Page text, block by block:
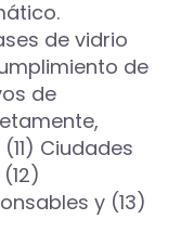
de vidrio
de
de
Ciudades
y (13)